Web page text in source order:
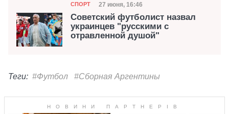
Категория
СПОРТ Дата публикации
27 июня, 16:46
Советский футболист назвал
украинцев "русскими с
отравленной душой"
Теги: #Футбол #Сборная Аргентины